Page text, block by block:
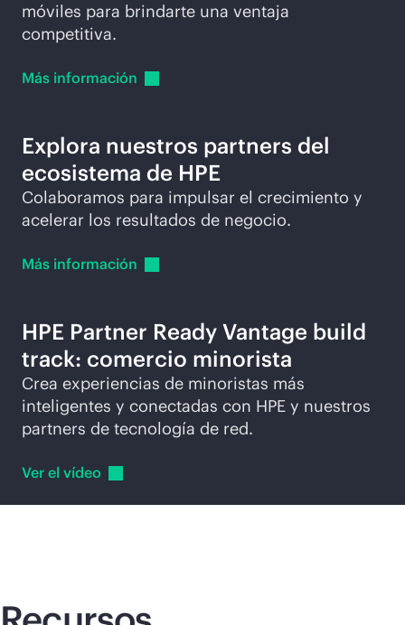
móviles para brindarte una ventaja
competitiva.
Más información
Explora nuestros partners del
ecosistema de HPE
Colaboramos para impulsar el crecimiento y
acelerar los resultados de negocio.
Más información
HPE Partner Ready Vantage build
track: comercio minorista
Crea experiencias de minoristas más
inteligentes y conectadas con HPE y nuestros
partners de tecnología de red.
Ver el vídeo